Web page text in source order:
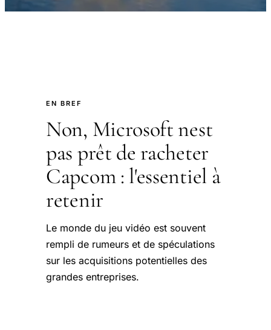
EN BREF
Non, Microsoft nest
pas prêt de racheter
Capcom : l'essentiel à
retenir
Le monde du jeu vidéo est souvent
rempli de rumeurs et de spéculations
sur les acquisitions potentielles des
grandes entreprises.